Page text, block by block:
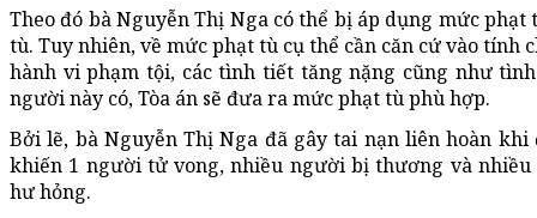
Theo đó bà Nguyễn Thị Nga có thể bị áp dụng mức phạt
tù. Tuy nhiên, về mức phạt tù cụ thể cần căn cứ vào tính
hành vi phạm tội, các tình tiết tăng nặng cũng như
người này có, Tòa án sẽ đưa ra mức phạt tù phù hợp.
Bởi lẽ, bà Nguyễn Thị Nga đã gây tai nạn liên hoàn khi
khiến 1 người tử vong, nhiều người bị thương và
hư hỏng.